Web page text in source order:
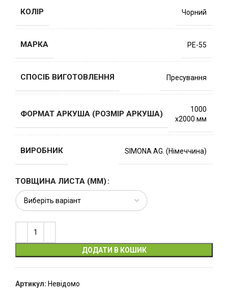
КОЛІР Чорний
МАРКА PE-55
СПОСІБ ВИГОТОВЛЕННЯ Пресування
ФОРМАТ АРКУША (РОЗМІР АРКУША)
1000
х2000 мм
ВИРОБНИК SIMONA AG. (Німеччина)
ТОВЩИНА ЛИСТА (ММ)
ДОДАТИ В КОШИК
Артикул: Невідомо